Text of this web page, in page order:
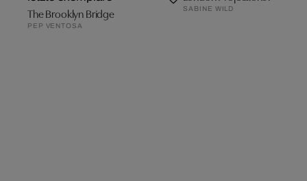
The Brooklyn Bridge
PEP VENTOSA
SABINE WILD